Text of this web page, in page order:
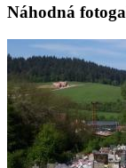
Náhodná